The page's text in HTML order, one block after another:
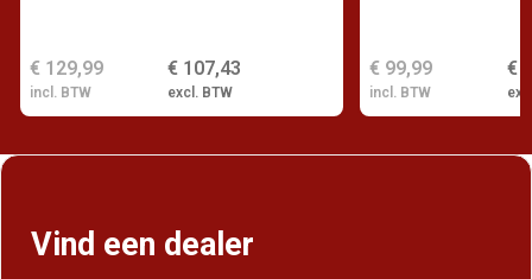
€ 107,43
excl. BTW
€ 129,99
incl. BTW
€
€ 99,99
incl. BTW
Vind een dealer